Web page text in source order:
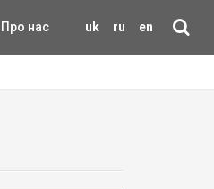
uk ru en
Про нас